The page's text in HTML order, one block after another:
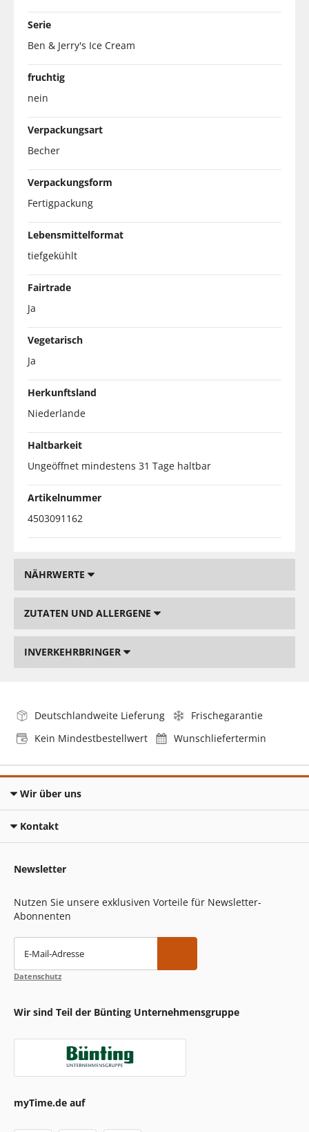
Serie
Ben & Jerry's Ice Cream
fruchtig
nein
Verpackungsart
Becher
Verpackungsform
Fertigpackung
Lebensmittelformat
tiefgekühlt
Fairtrade
Ja
Vegetarisch
Ja
Herkunftsland
Niederlande
Haltbarkeit
Ungeöffnet mindestens 31 Tage haltbar
Artikelnummer
4503091162
NÄHRWERTE
ZUTATEN UND ALLERGENE
INVERKEHRBRINGER
Deutschlandweite Lieferung
Frischegarantie
Kein Mindestbestellwert
Wunschliefertermin
Wir über uns
Kontakt
Newsletter
Nutzen Sie unsere exklusiven Vorteile für Newsletter-
Abonnenten
E-Mail-Adresse
Datenschutz
Wir sind Teil der Bünting Unternehmensgruppe
myTime.de auf